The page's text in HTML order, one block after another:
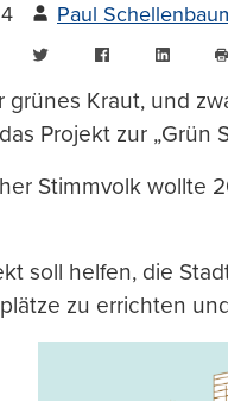
Paul
WhatsAppTwitter Facebook
grünes Kraut, und
Projekt zur „Grün
Stimmvolk wollte
soll helfen, die
zu errichten